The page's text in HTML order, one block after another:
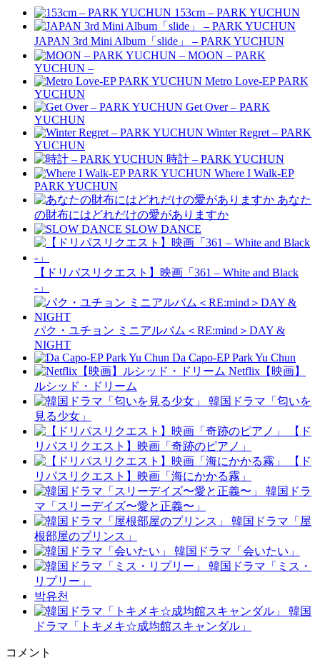
153cm – PARK YUCHUN
JAPAN 3rd Mini Album「slide」 – PARK YUCHUN
MOON – PARK
YUCHUN –
Metro Love-EP PARK
YUCHUN
Get Over – PARK
YUCHUN
Winter Regret – PARK
YUCHUN
時計 – PARK YUCHUN
Where I Walk-EP
PARK YUCHUN
あなた
の財布にはどれだけの愛がありますか
SLOW DANCE
【ドリパスリクエスト】映画「361 – White and Black
-」
パク・ユチョン ミニアルバム＜RE:mind＞DAY &
NIGHT
Da Capo-EP Park Yu Chun
Netflix【映画】
ルシッド・ドリーム
韓国ドラマ「匂いを
見る少女」
【ド
リパスリクエスト】映画「奇跡のピアノ」
【ド
リパスリクエスト】映画「海にかかる霧」
韓国ドラ
マ「スリーデイズ〜愛と正義〜」
韓国ドラマ「屋
根部屋のプリンス」
韓国ドラマ「会いたい」
韓国ドラマ「ミス・
リプリー」
박유천
韓国
ドラマ「トキメキ☆成均館スキャンダル」
コメント